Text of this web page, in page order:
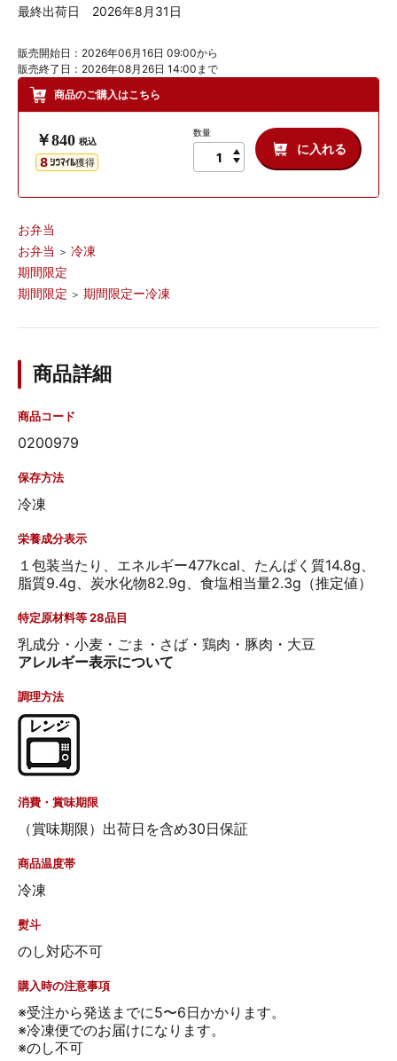
アツアツで召し上がっていただけます。電子レンジで簡単に調理
生姜入り茶飯（トッピング：枝豆とちりめんじゃこの炒り煮）
昔ながらのシウマイ 2個
鯵（アジ）の香味焼き
最終出荷日 2026年8月31日
販売開始日：2026年06月16日 09:00から
販売終了日：2026年08月26日 14:00まで
商品のご購入はこちら
￥840 税込
8 獲得
数量
に入れる
お弁当
お弁当 ＞ 冷凍
期間限定
期間限定 ＞ 期間限定ー冷凍
商品詳細
商品コード
0200979
保存方法
冷凍
栄養成分表示
１包装当たり、エネルギー477kcal、たんぱく質14.8g、
脂質9.4g、炭水化物82.9g、食塩相当量2.3g（推定値）
特定原材料等 28品目
乳成分・小麦・ごま・さば・鶏肉・豚肉・大豆
アレルギー表示について
調理方法
消費・賞味期限
（賞味期限）出荷日を含め30日保証
商品温度帯
冷凍
熨斗
のし対応不可
購入時の注意事項
※受注から発送までに5〜6日かかります。
※冷凍便でのお届けになります。
※のし不可